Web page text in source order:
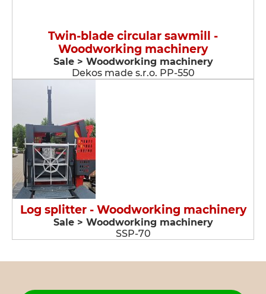
Twin-blade circular sawmill -
Woodworking machinery
Sale > Woodworking machinery
Dekos made s.r.o. PP-550
Log splitter - Woodworking machinery
Sale > Woodworking machinery
SSP-70